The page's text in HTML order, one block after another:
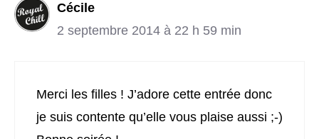
Cécile
2 septembre 2014 à 22 h 59 min
Merci les filles ! J’adore cette entrée donc
je suis contente qu’elle vous plaise aussi ;-)